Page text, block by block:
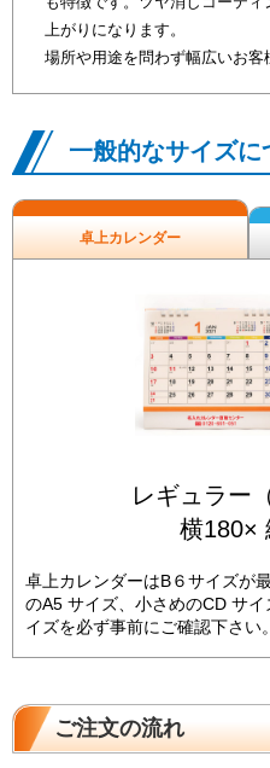
上がりになります。
場所や用途を問わず幅広いお客
一般的なサイズに
卓上カレンダー
レギュラー
横180×
卓上カレンダーはB６サイズが
のA5 サイズ、小さめのCD サ
イズを必ず事前にご確認下さい。
ご注文の流れ